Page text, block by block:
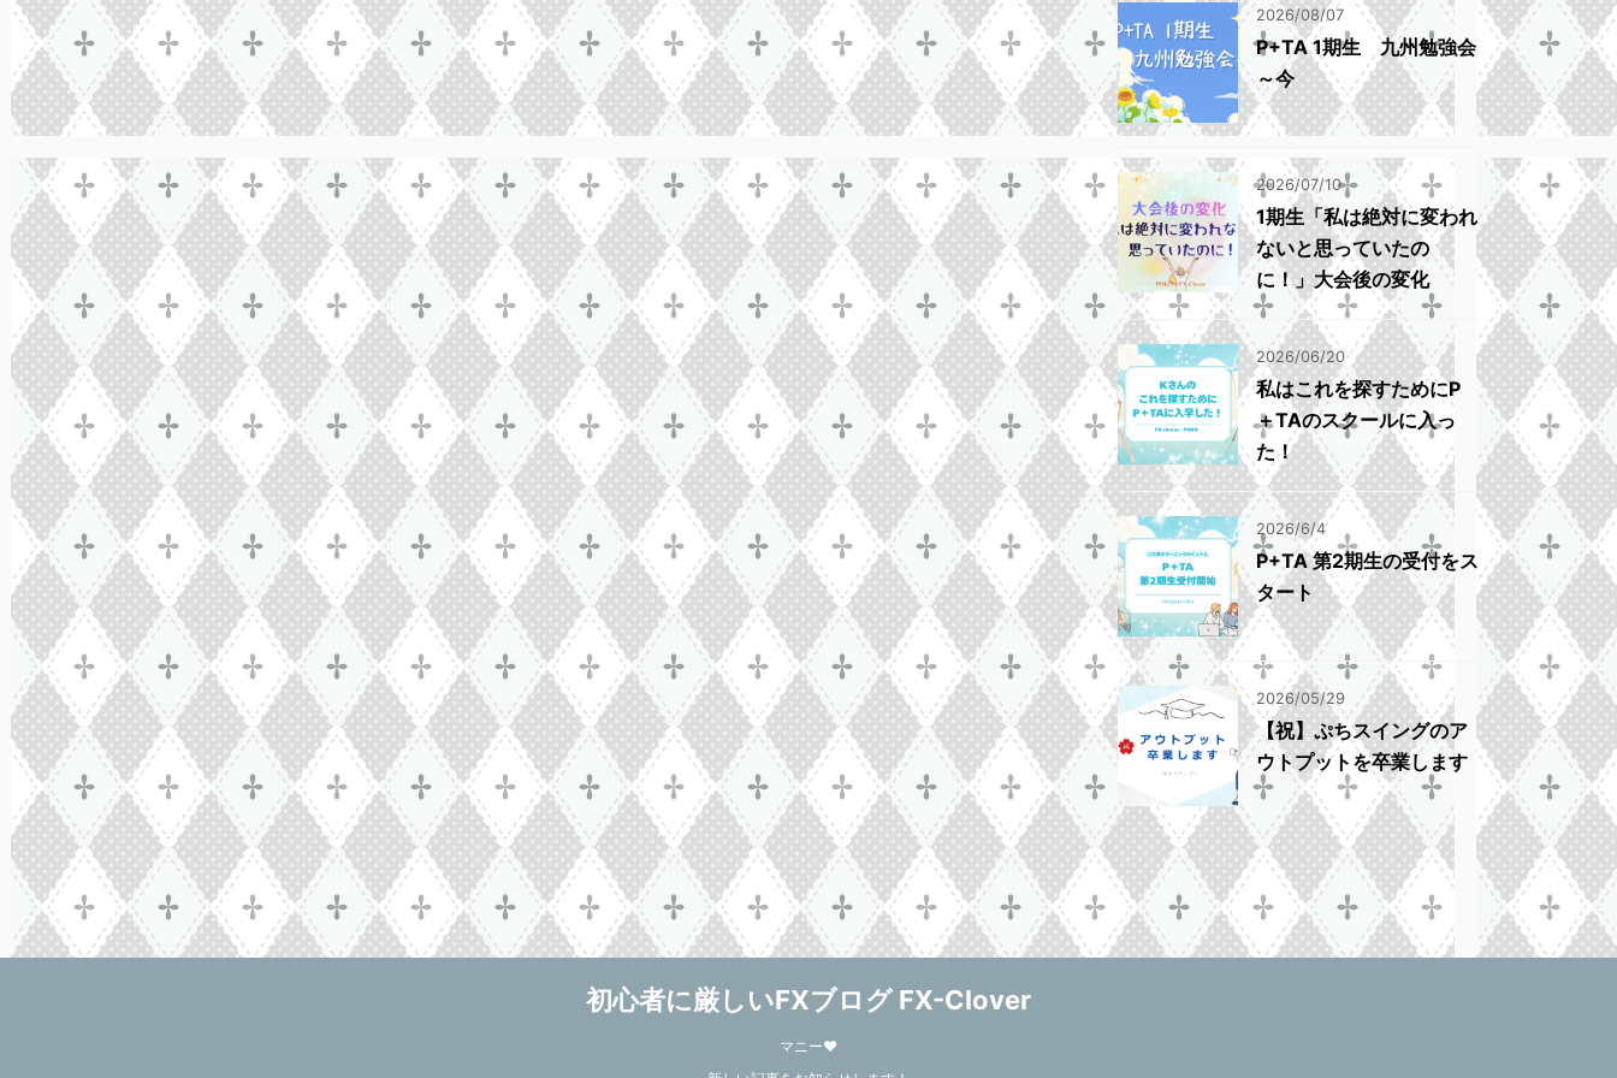
2026/08/07
P+TA 1期生 九州勉強会
～今
2026/07/10
1期生「私は絶対に変われ
ないと思っていたの
に！」大会後の変化
2026/06/20
私はこれを探すためにP
＋TAのスクールに入っ
た！
2026/6/4
P+TA 第2期生の受付をス
タート
2026/05/29
【祝】ぷちスイングのア
ウトプットを卒業します
初心者に厳しいFXブログ FX-Clover
マニー❤